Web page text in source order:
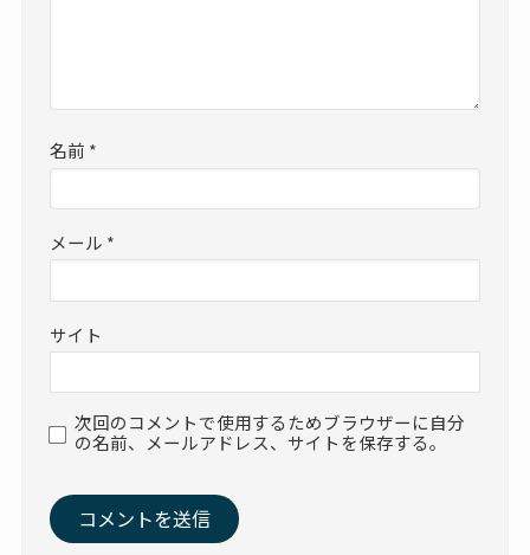
名前 *
メール *
サイト
次回のコメントで使用するためブラウザーに自分
の名前、メールアドレス、サイトを保存する。